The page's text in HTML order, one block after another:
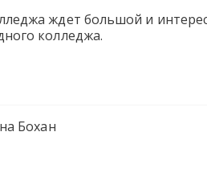
ждет большой и
колледжа.
Бохан